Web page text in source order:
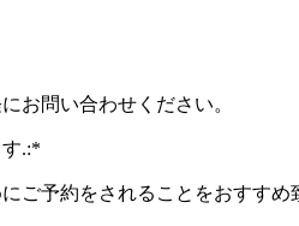
お問い合わせください。
.:*
ご予約をされることをおすすめ